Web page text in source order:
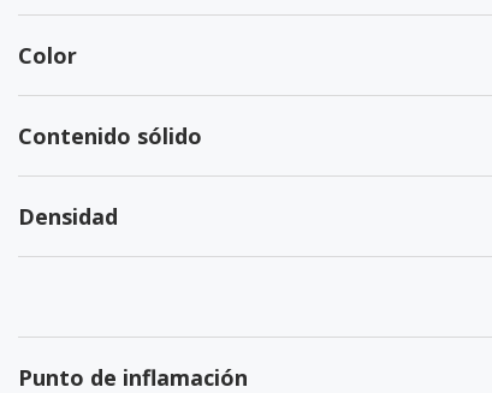
Color
Contenido sólido
Densidad
Punto de inflamación